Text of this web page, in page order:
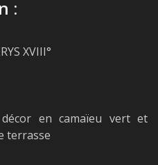
:
XVIII°
en camaïeu vert et
terrasse